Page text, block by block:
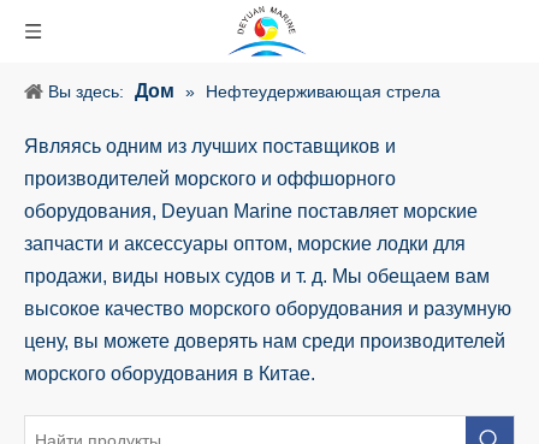
Вы здесь: Дом » Нефтеудерживающая стрела
Являясь одним из лучших поставщиков и
производителей морского и оффшорного
оборудования, Deyuan Marine поставляет морские
запчасти и аксессуары оптом, морские лодки для
продажи, виды новых судов и т. д. Мы обещаем вам
высокое качество морского оборудования и разумную
цену, вы можете доверять нам среди производителей
морского оборудования в Китае.